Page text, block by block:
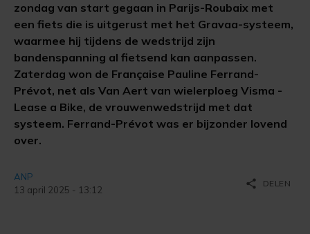
zondag van start gegaan in Parijs-Roubaix met
een fiets die is uitgerust met het Gravaa-systeem,
waarmee hij tijdens de wedstrijd zijn
bandenspanning al fietsend kan aanpassen.
Zaterdag won de Française Pauline Ferrand-
Prévot, net als Van Aert van wielerploeg Visma -
Lease a Bike, de vrouwenwedstrijd met dat
systeem. Ferrand-Prévot was er bijzonder lovend
over.
ANP
13 april 2025 - 13:12
share DELEN